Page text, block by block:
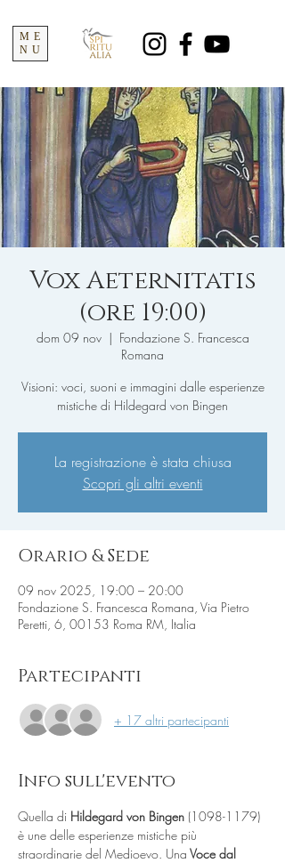
ME
NU
Vox Aeternitatis
(ore 19:00)
dom 09 nov
  |
Fondazione S. Francesca
Romana
Visioni: voci, suoni e immagini dalle esperienze
mistiche di Hildegard von Bingen
La registrazione è stata chiusa
Scopri gli altri eventi
Orario & Sede
09 nov 2025, 19:00 – 20:00
Fondazione S. Francesca Romana, Via Pietro
Peretti, 6, 00153 Roma RM, Italia
Partecipanti
+ 17 altri partecipanti
Info sull'evento
Quella di Hildegard von Bingen (1098-1179)
è une delle esperienze mistiche più
straordinarie del Medioevo. Una Voce dal